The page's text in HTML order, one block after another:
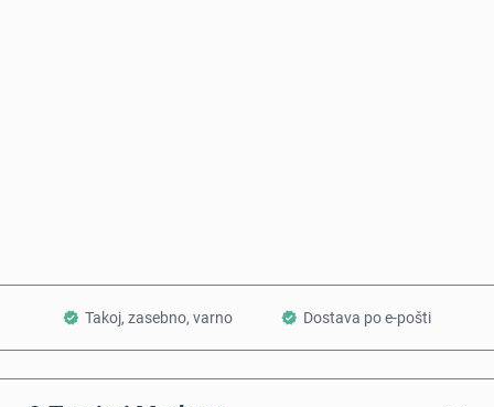
Takoj, zasebno, varno Dostava po e-pošti